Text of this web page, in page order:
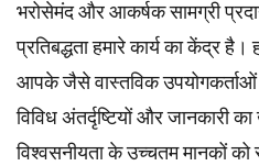
भरोसेमंद और आकर्षक सामग्री
प्रतिबद्धता हमारे कार्य का केंद्र
आपके जैसे वास्तविक उपयोगकर्ताओं
विविध अंतर्दृष्टियों और जानकारी
विश्वसनीयता के उच्चतममानकोंको